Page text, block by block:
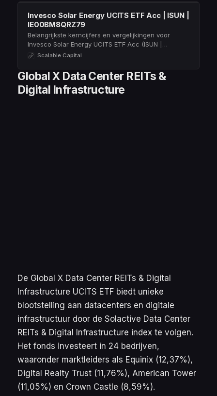
Invesco Solar Energy UCITS ETF Acc | ISUN |
IE00BM8QRZ79
Belangrijkste kerncijfers en vergelijkingen voor
Invesco Solar Energy UCITS ETF Acc (ISUN |
IE00BM8QRZ79) ➤ justETF – Dé ETF-screener
Scalable Capital
Global X Data Center REITs &
Digital Infrastructure
De Global X Data Center REITs & Digital
Infrastructure UCITS ETF biedt unieke
blootstelling aan datacenters en digitale
infrastructuur door de Solactive Data Center
REITs & Digital Infrastructure index te volgen.
Het fonds investeert in 24 bedrijven,
waaronder marktleiders als Equinix (12,37%),
Digital Realty Trust (11,76%), American Tower
(11,05%) en Crown Castle (8,59%).